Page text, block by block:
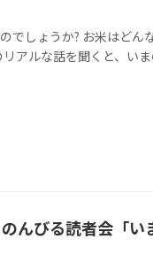
でしょうか? お米はど
アルな話を聞くと、い
んびる読者会「い